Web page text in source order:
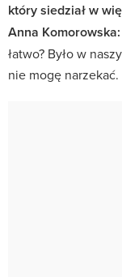
który siedział w
Anna Komorowska:
łatwo? Było w
nie mogę narzekać.